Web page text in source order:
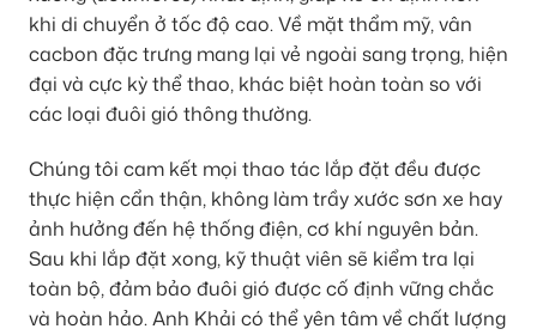
khi di chuyển ở tốc độ cao. Về mặt thẩm mỹ, vân
cacbon đặc trưng mang lại vẻ ngoài sang trọng, hiện
đại và cực kỳ thể thao, khác biệt hoàn toàn so với
các loại đuôi gió thông thường.
Chúng tôi cam kết mọi thao tác lắp đặt đều được
thực hiện cẩn thận, không làm trầy xước sơn xe hay
ảnh hưởng đến hệ thống điện, cơ khí nguyên bản.
Sau khi lắp đặt xong, kỹ thuật viên sẽ kiểm tra lại
toàn bộ, đảm bảo đuôi gió được cố định vững chắc
và hoàn hảo. Anh Khải có thể yên tâm về chất lượng